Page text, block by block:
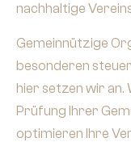
nachhaltige
Gemeinnützige
besonderen
hier setzen wir
Prüfung Ihrer
optimieren Ihre